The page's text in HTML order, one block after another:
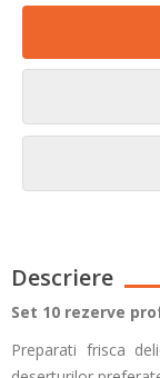
Descriere
Set 10 rezerve
Preparati frisca